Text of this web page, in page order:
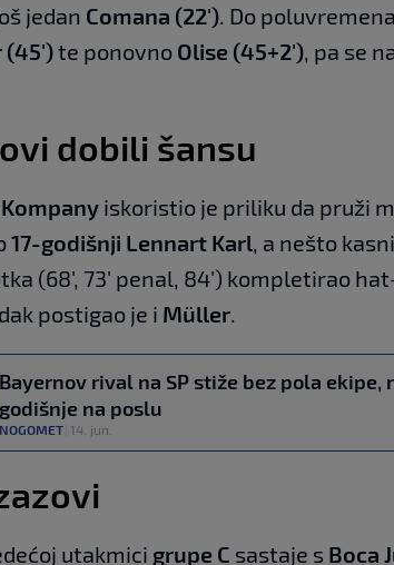
jedan Comana (22') . Do
(45')te ponovno Olise (45+2') , pa se
dobili šansu
iskoristio je priliku da pruži
17-godišnji Lennart Karl , a nešto
(68', 73' penal, 84') kompletirao
postigao je i Müller
Bayernov rival na SP stiže bez pola
godišnje na poslu
NOGOMET 14. jun.
utakmici grupe C sastaje s Boca